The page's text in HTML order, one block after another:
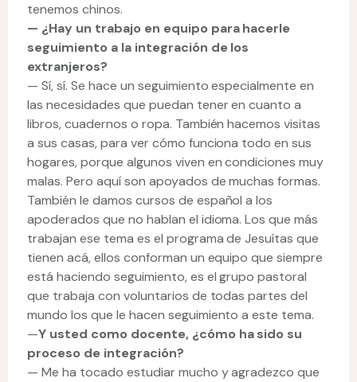
tenemos chinos.
— ¿Hay un trabajo en equipo para hacerle
seguimiento a la integración de los
extranjeros?
— Sí, sí. Se hace un seguimiento especialmente en
las necesidades que puedan tener en cuanto a
libros, cuadernos o ropa. También hacemos visitas
a sus casas, para ver cómo funciona todo en sus
hogares, porque algunos viven en condiciones muy
malas. Pero aquí son apoyados de muchas formas.
También le damos cursos de español a los
apoderados que no hablan el idioma. Los que más
trabajan ese tema es el programa de Jesuítas que
tienen acá, ellos conforman un equipo que siempre
está haciendo seguimiento, es el grupo pastoral
que trabaja con voluntarios de todas partes del
mundo los que le hacen seguimiento a este tema.
—Y usted como docente, ¿cómo ha sido su
proceso de integración?
— Me ha tocado estudiar mucho y agradezco que